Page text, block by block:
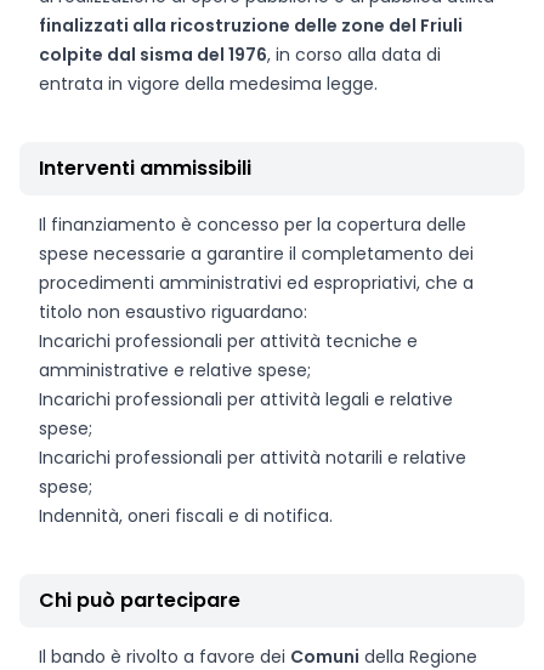
finalizzati alla ricostruzione delle zone del Friuli
colpite dal sisma del 1976, in corso alla data di
entrata in vigore della medesima legge.
Interventi ammissibili
Il finanziamento è concesso per la copertura delle
spese necessarie a garantire il completamento dei
procedimenti amministrativi ed espropriativi, che a
titolo non esaustivo riguardano:
Incarichi professionali per attività tecniche e
amministrative e relative spese;
Incarichi professionali per attività legali e relative
spese;
Incarichi professionali per attività notarili e relative
spese;
Indennità, oneri fiscali e di notifica.
Chi può partecipare
Il bando è rivolto a favore dei Comuni della Regione